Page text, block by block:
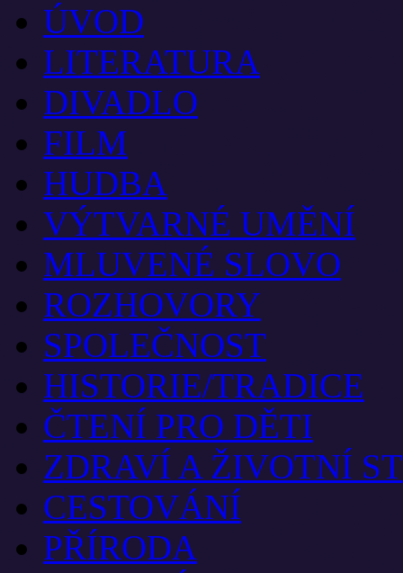
ÚVOD
LITERATURA
DIVADLO
FILM
HUDBA
VÝTVARNÉ UMĚNÍ
MLUVENÉ SLOVO
ROZHOVORY
SPOLEČNOST
HISTORIE/TRADICE
ČTENÍ PRO DĚTI
ZDRAVÍ A ŽIVOTNÍ
CESTOVÁNÍ
PŘÍRODA